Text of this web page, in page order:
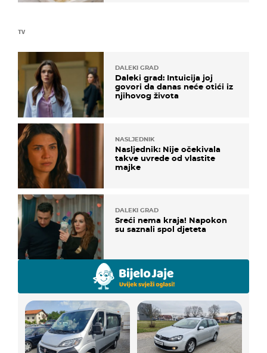
TV
DALEKI GRAD
Daleki grad: Intuicija joj
govori da danas neće otići iz
njihovog života
NASLJEDNIK
Nasljednik: Nije očekivala
takve uvrede od vlastite
majke
DALEKI GRAD
Sreći nema kraja! Napokon
su saznali spol djeteta